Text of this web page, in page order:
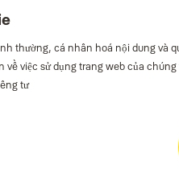
thường, cá nhân hoá nội dung và
việc sử dụng trang web của
tư